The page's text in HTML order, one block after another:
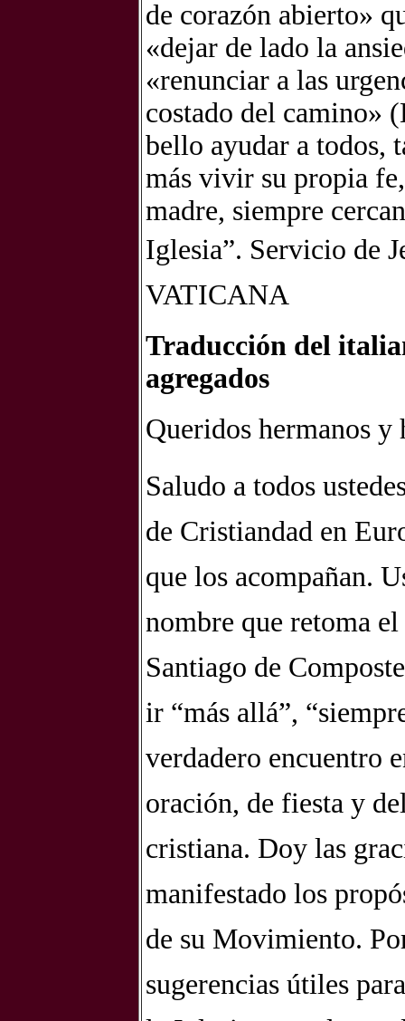
de corazón abierto»
«dejar de lado la
«renunciar a las
costado del camino»
bello ayudar a todos,
más vivir su propia
madre, siempre
Iglesia”. Servicio de
VATICANA
Traducción del
agregados
Queridos hermanos y
Saludo a todos
de Cristiandad en
que los acompañan.
nombre que retoma
Santiago de
ir “más allá”,
verdadero encuentro
oración, de fiesta y
cristiana. Doy las
manifestado los
de su Movimiento.
sugerencias útiles